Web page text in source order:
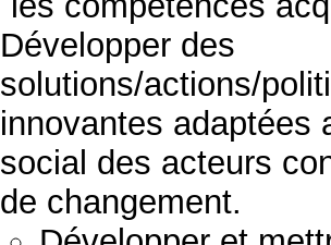
Développer des
solutions/actions/
innovantes adaptées
social des acteurs
de changement.